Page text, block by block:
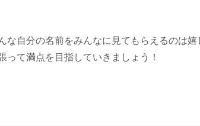
な自分の名前をみんなに見てもらえるのは
って満点を目指していきましょう！